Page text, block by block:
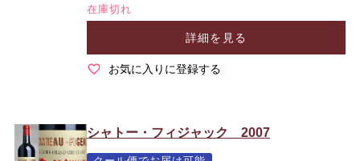
在庫切れ
詳細を見る
お気に入りに登録する
シャトー・フィジャック 2007